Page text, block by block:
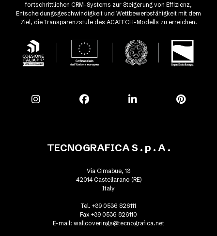
fortschrittlichen CRM-Systems zur Steigerung von Effizienz,
Entscheidungsgeschwindigkeit und Wettbewerbsfähigkeit mit dem
Ziel, die Transparenzstufe des ACATECH-Modells zu erreichen.
TECNOGRAFICA S . p . A .
Via Cimabue, 13
42014 Castellarano (RE)
Italy
Tel. +39 0536 826111
Fax +39 0536 826110
E-mail: wallcoverings@tecnografica.net